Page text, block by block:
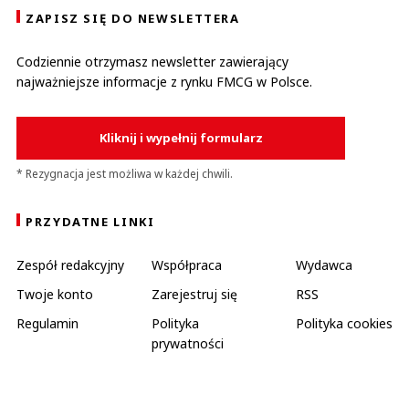
ZAPISZ SIĘ DO NEWSLETTERA
Codziennie otrzymasz newsletter zawierający
najważniejsze informacje z rynku FMCG w Polsce.
Kliknij i wypełnij formularz
* Rezygnacja jest możliwa w każdej chwili.
PRZYDATNE LINKI
Zespół redakcyjny Współpraca
Wydawca
Twoje konto
Zarejestruj się
RSS
Regulamin
Polityka
prywatności
Polityka cookies